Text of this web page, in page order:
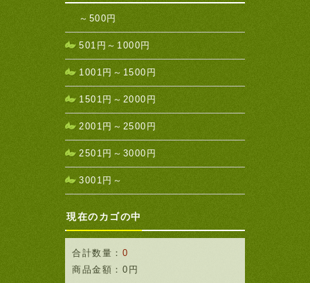
～500円
501円～1000円
1001円～1500円
1501円～2000円
2001円～2500円
2501円～3000円
3001円～
現在のカゴの中
合計数量： 0
商品金額： 0円